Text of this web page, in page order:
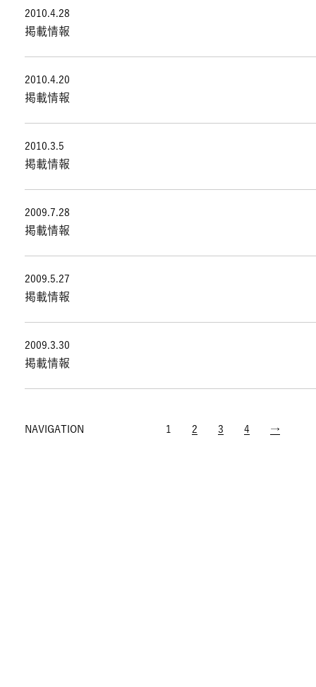
2010.4.28
掲載情報
2010.4.20
掲載情報
2010.3.5
掲載情報
2009.7.28
掲載情報
2009.5.27
掲載情報
2009.3.30
掲載情報
NAVIGATION 1 2 3 4 →